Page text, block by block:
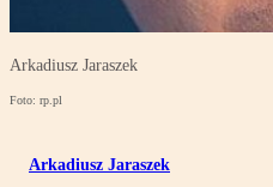
Arkadiusz Jaraszek
Foto: rp.pl
Arkadiusz Jaraszek